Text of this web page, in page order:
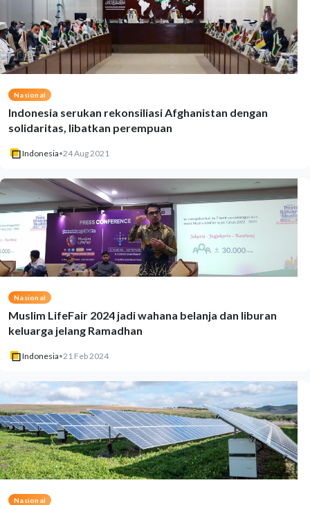
Nasional
Indonesia serukan rekonsiliasi Afghanistan dengan
solidaritas, libatkan perempuan
Indonesia•24 Aug 2021
Nasional
Muslim LifeFair 2024 jadi wahana belanja dan liburan
keluarga jelang Ramadhan
Indonesia•21 Feb 2024
Nasional